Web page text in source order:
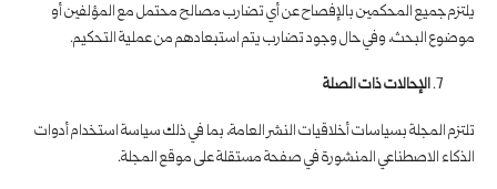
يلتزم جميع المحكمين بالإفصاح عن أي تضارب مصالح محتمل مع المؤلفين أو
موضوع البحث، وفي حال وجود تضارب يتم استبعادهم من عملية التحكيم.
الإحالات ذات الصلة
تلتزم المجلة بسياسات أخلاقيات النشر العامة، بما في ذلك سياسة استخدام أدوات
الذكاء الاصطناعي المنشورة في صفحة مستقلة على موقع المجلة.